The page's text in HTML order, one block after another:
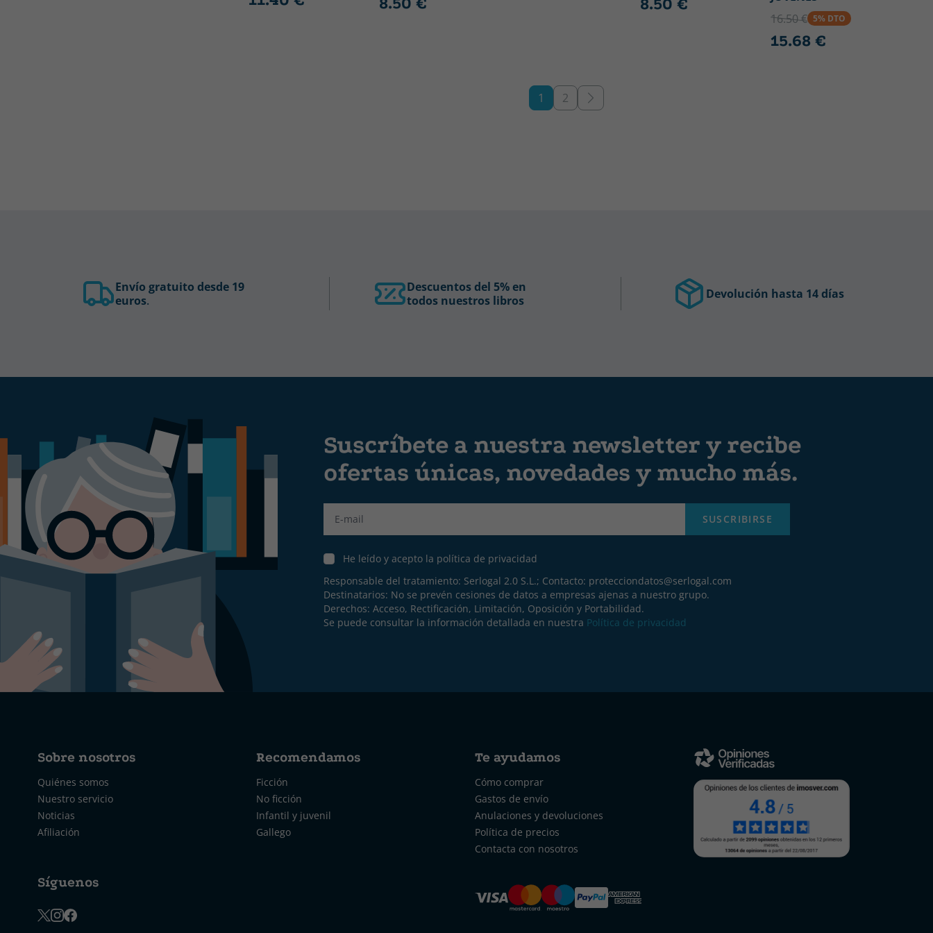
16.50 € 5% DTO
15.68 €
1 2
Envío gratuito desde 19
euros.
Descuentos del 5% en
todos nuestros libros
Devolución hasta 14 días
Suscríbete a nuestra newsletter y recibe
ofertas únicas, novedades y mucho más.
SUSCRIBIRSE
He leído y acepto la política de privacidad
Responsable del tratamiento: Serlogal 2.0 S.L.; Contacto: protecciondatos@serlogal.com
Destinatarios: No se prevén cesiones de datos a empresas ajenas a nuestro grupo.
Derechos: Acceso, Rectificación, Limitación, Oposición y Portabilidad.
Se puede consultar la información detallada en nuestra Política de privacidad
Sobre nosotros
Quiénes somos
Nuestro servicio
Noticias
Afiliación
Síguenos
Recomendamos
Ficción
No ficción
Infantil y juvenil
Gallego
Te ayudamos
Cómo comprar
Gastos de envío
Anulaciones y devoluciones
Política de precios
Contacta con nosotros